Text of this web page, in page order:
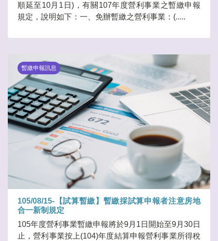
順延至10月1日)，有關107年度營利事業之暫繳申報
規定，說明如下：一、免辦暫繳之營利事業：(.....
暫繳申報訊息
105/08/15-【試算暫繳】暫繳採試算申報者注意房地
合一新制規定
105年度營利事業暫繳申報將於9月1日開始至9月30日
止，營利事業按上(104)年度結算申報營利事業所得稅